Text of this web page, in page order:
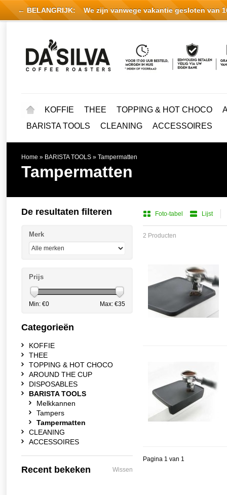
KOFFIE THEE TOPPING & HOT CHOCO
BARISTA TOOLS
CLEANING ACCESSOIRES
Home » BARISTA TOOLS » Tampermatten
Tampermatten
Foto-tabel Lijst
2 Producten
Pagina 1 van 1
De resultaten filteren
Merk
Prijs
Min: €0 Max: €35
Categorieën
KOFFIE
THEE
TOPPING & HOT CHOCO
AROUND THE CUP
DISPOSABLES
BARISTA TOOLS
Melkkannen
Tampers
Tampermatten
CLEANING
ACCESSOIRES
Recent bekeken Wissen
← BELANGRIJK: We zijn vanwege vakantie gesloten van